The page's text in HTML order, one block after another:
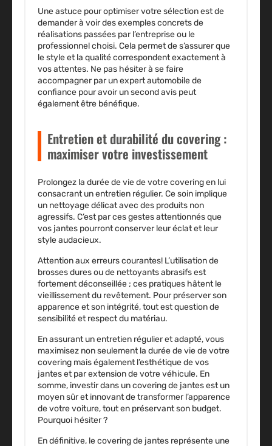
Une astuce pour optimiser votre sélection est de
demander à voir des exemples concrets de
réalisations passées par l’entreprise ou le
professionnel choisi. Cela permet de s’assurer que
le style et la qualité correspondent exactement à
vos attentes. Ne pas hésiter à se faire
accompagner par un expert automobile de
confiance pour avoir un second avis peut
également être bénéfique.
Entretien et durabilité du covering :
maximiser votre investissement
Prolongez la durée de vie de votre covering en lui
consacrant un entretien régulier. Ce soin implique
un nettoyage délicat avec des produits non
agressifs. C’est par ces gestes attentionnés que
vos jantes pourront conserver leur éclat et leur
style audacieux.
Attention aux erreurs courantes! L’utilisation de
brosses dures ou de nettoyants abrasifs est
fortement déconseillée ; ces pratiques hâtent le
vieillissement du revêtement. Pour préserver son
apparence et son intégrité, tout est question de
sensibilité et respect du matériau.
En assurant un entretien régulier et adapté, vous
maximisez non seulement la durée de vie de votre
covering mais également l’esthétique de vos
jantes et par extension de votre véhicule. En
somme, investir dans un covering de jantes est un
moyen sûr et innovant de transformer l’apparence
de votre voiture, tout en préservant son budget.
Pourquoi hésiter ?
En définitive, le covering de jantes représente une